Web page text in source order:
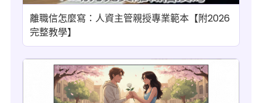
離職信怎麼寫：人資主管親授專業範本【附2026
完整教學】